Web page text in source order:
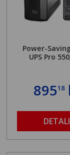
Power-
UPS Pro
89518